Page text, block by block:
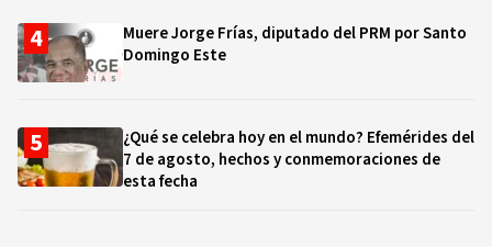
Muere Jorge Frías, diputado del PRM por Santo
Domingo Este
¿Qué se celebra hoy en el mundo? Efemérides del
7 de agosto, hechos y conmemoraciones de
esta fecha